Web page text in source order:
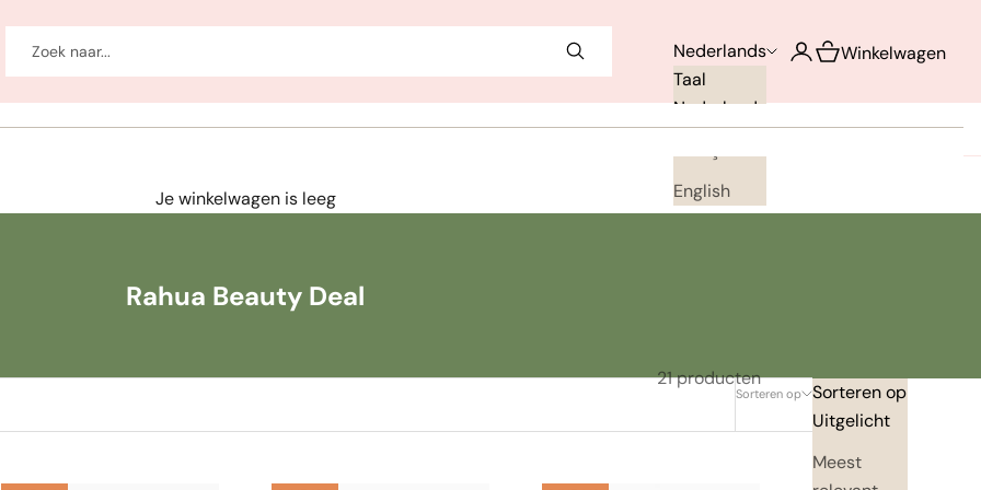
Nederlands
Taal
Nederlands
English
Accountpagina openen
Winkelwagen
Winkelwagen
upWelzijnMerkenSale
Je winkelwagen is leeg
Rahua Beauty Deal
Sorteren op
Sorteren op
Uitgelicht
Meest
21 producten